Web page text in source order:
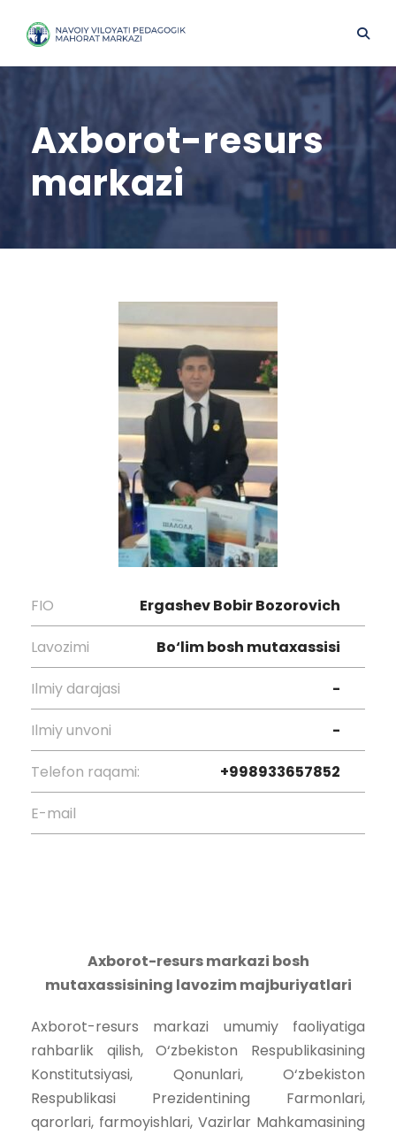
Axborot-resurs
markazi
FIO Ergashev Bobir Bozorovich
Lavozimi Bo‘lim bosh mutaxassisi
Ilmiy darajasi -
Ilmiy unvoni -
Telefon raqami: +998933657852
E-mail
Axborot-resurs markazi bosh
mutaxassisining lavozim majburiyatlari
Axborot-resurs markazi umumiy faoliyatiga
rahbarlik qilish, O‘zbekiston Respublikasining
Konstitutsiyasi, Qonunlari, O‘zbekiston
Respublikasi Prezidentining Farmonlari,
qarorlari, farmoyishlari, Vazirlar Mahkamasining